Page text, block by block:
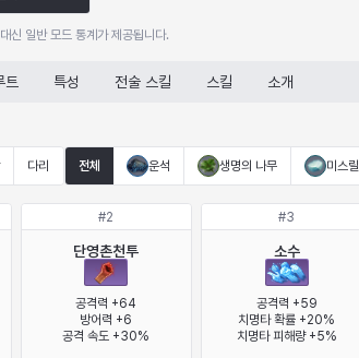
신 일반 모드 통계가 제공됩니다.
트 특성 전술 스킬 스킬 소개
다리 전체 운석 생명의 나무 미스릴
#2
단영촌천투
공격력 +64
방어력 +6
공격 속도 +30%
#3
소수
공격력 +59
치명타 확률 +20%
치명타 피해량 +5%